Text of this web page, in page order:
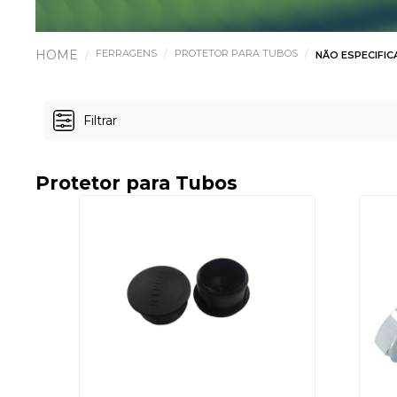
FERRAGENS PROTETOR PARA TUBOS NÃO
Filtrar
Protetor para Tubos